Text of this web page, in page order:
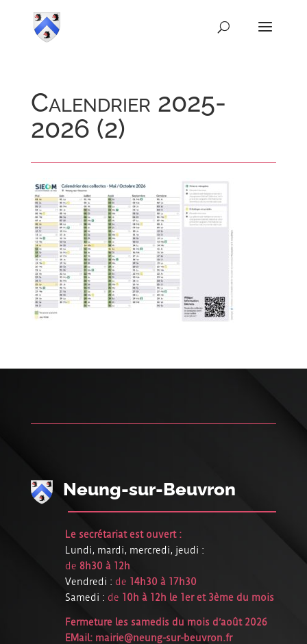
Calendrier 2025-
2026 (2)
Neung-sur-Beuvron
Le secrétariat est ouvert :
Lundi, mardi, mercredi, jeudi :
de 8h30 à 12h
Vendredi : de 14h30 à 17h30
Samedi : de 10h à 12h le 1er et 3ème du mois
Fermeture les samedis du mois d’août 2026
EMail: mairie@neung-sur-beuvron.fr